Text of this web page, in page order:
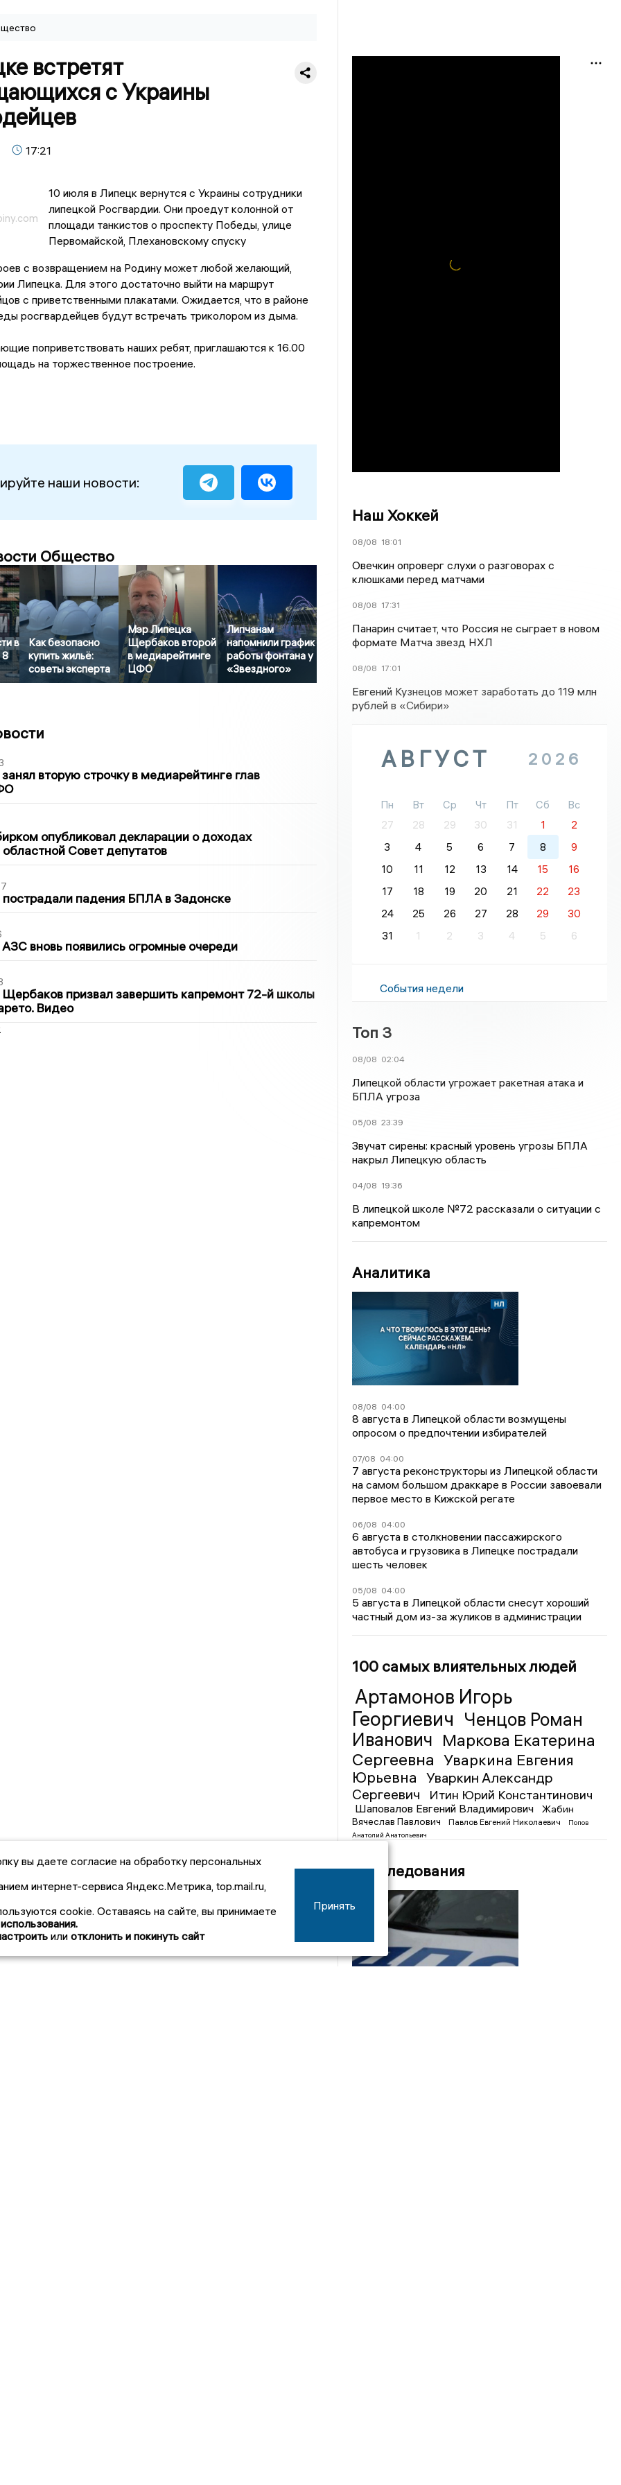
встретят
с Украины
17:21
10 июля в Липецк вернутся с Украины сотрудники
липецкой Росгвардии. Они проедут колонной от
площади танкистов о проспекту Победы, улице
Первомайской, Плехановскому спуску
с возвращением на Родину может любой желающий,
Липецка. Для этого достаточно выйти на маршрут
с приветственными плакатами. Ожидается, что в районе
росгвардейцев будут встречать триколором из дыма.
поприветствовать наших ребят, приглашаются к 16.00
на торжественное построение.
наши новости:
Общество
в
8
Как безопасно
купить жильё:
советы эксперта
Мэр Липецка
Щербаков второй
в медиарейтинге
ЦФО
Липчанам
напомнили график
работы фонтана у
«Звездного»
вторую строчку в медиарейтинге глав
опубликовал декларации о доходах
Совет депутатов
пострадали падения БПЛА в Задонске
вновь появились огромные очереди
призвал завершить капремонт 72-й школы
Видео
Наш Хоккей
08/08 18:01
Овечкин опроверг слухи о разговорах с
клюшками перед матчами
08/08 17:31
Панарин считает, что Россия не сыграет в новом
формате Матча звезд НХЛ
08/08 17:01
Евгений Кузнецов может заработать до 119 млн
рублей в «Сибири»
АВГУСТ 2026
Пн Вт Ср Чт Пт Сб
Вс
27
28 29 30 31 1
2
3
4 5 6 7 8
9
10
11 12 13 14 15
16
17
18 19 20 21 22
23
24
25 26 27 28 29
30
31
1 2 3 4 5 6
События недели
Топ 3
08/08 02:04
Липецкой области угрожает ракетная атака и
БПЛА угроза
05/08 23:39
Звучат сирены: красный уровень угрозы БПЛА
накрыл Липецкую область
04/08 19:36
В липецкой школе №72 рассказали о ситуации с
капремонтом
Аналитика
08/08 04:00
8 августа в Липецкой области возмущены
опросом о предпочтении избирателей
07/08 04:00
7 августа реконструкторы из Липецкой области
на самом большом драккаре в России завоевали
первое место в Кижской регате
06/08 04:00
6 августа в столкновении пассажирского
автобуса и грузовика в Липецке пострадали
шесть человек
05/08 04:00
5 августа в Липецкой области снесут хороший
частный дом из-за жуликов в администрации
100 самых влиятельных людей
Артамонов Игорь
Георгиевич Ченцов Роман
Иванович Маркова Екатерина
Сергеевна Уваркина Евгения
Юрьевна
Уваркин Александр
Сергеевич
Итин Юрий Константинович
Шаповалов Евгений Владимирович
Жабин
Вячеслав Павлович
Павлов Евгений Николаевич
Попов
Анатолий Анатольевич
Расследования
вы даете согласие на обработку персональных
интернет-сервиса Яндекс.Метрика, top.mail.ru,
cookie. Оставаясь на сайте, вы принимаете
или отклонить и покинуть сайт
Принять